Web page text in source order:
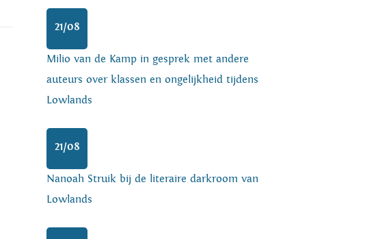
21/08
Milio van de Kamp in gesprek met andere
auteurs over klassen en ongelijkheid tijdens
Lowlands
21/08
Nanoah Struik bij de literaire darkroom van
Lowlands